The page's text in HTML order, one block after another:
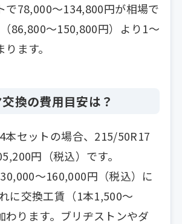
で78,000〜134,800円が相場で
86,800〜150,800円）より1〜
ます。
換の費用目安は？
本セットの場合、215/50R17
円（税込）です。
〜160,000円（税込）に
に交換工賃（1本1,500〜
わります。ブリヂストンやダ